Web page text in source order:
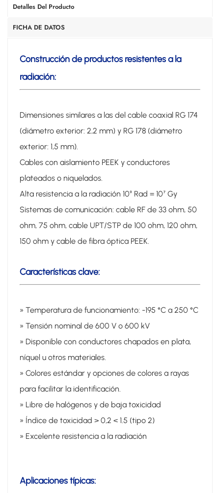
Detalles Del Producto
FICHA DE DATOS
Construcción de productos resistentes a la
radiación:
Dimensiones similares a las del cable coaxial RG 174
(diámetro exterior: 2,2 mm) y RG 178 (diámetro
exterior: 1,5 mm).
Cables con aislamiento PEEK y conductores
plateados o niquelados.
Alta resistencia a la radiación 10⁹ Rad = 10⁷ Gy
Sistemas de comunicación: cable RF de 33 ohm, 50
ohm, 75 ohm, cable UPT/STP de 100 ohm, 120 ohm,
150 ohm y cable de fibra óptica PEEK.
Características clave:
» Temperatura de funcionamiento: -195 °C a 250 °C
» Tensión nominal de 600 V o 600 kV
» Disponible con conductores chapados en plata,
níquel u otros materiales.
» Colores estándar y opciones de colores a rayas
para facilitar la identificación.
» Libre de halógenos y de baja toxicidad
» Índice de toxicidad > 0,2 < 1.5 (tipo 2)
» Excelente resistencia a la radiación
Aplicaciones típicas: